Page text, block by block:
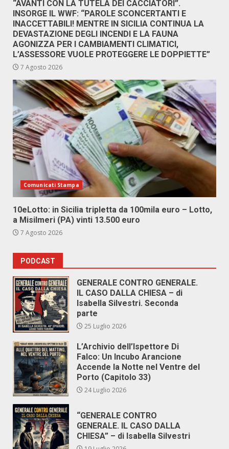
“AVANTI CON LA TUTELA DEI CACCIATORI”.
INSORGE IL WWF: “PAROLE SCONCERTANTI E
INACCETTABILI! MENTRE IN SICILIA CONTINUA LA
DEVASTAZIONE DEGLI INCENDI E LA FAUNA
AGONIZZA PER I CAMBIAMENTI CLIMATICI,
L’ASSESSORE VUOLE PROTEGGERE LE DOPPIETTE”
7 Agosto 2026
Comunicati Stampa
10eLotto: in Sicilia tripletta da 100mila euro – Lotto,
a Misilmeri (PA) vinti 13.500 euro
7 Agosto 2026
PODCAST
GENERALE CONTRO GENERALE.
IL CASO DALLA CHIESA – di
Isabella Silvestri. Seconda
parte
25 Luglio 2026
L’Archivio dell’Ispettore Di
Falco: Un Incubo Arancione
Accende la Notte nel Ventre del
Porto (Capitolo 33)
24 Luglio 2026
“GENERALE CONTRO
GENERALE. IL CASO DALLA
CHIESA” – di Isabella Silvestri